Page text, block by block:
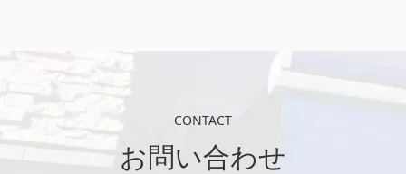
CONTACT
お問い合わせ